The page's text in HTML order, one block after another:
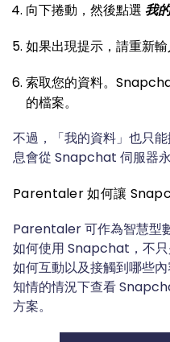
向下捲動，然後點選 我
如果出現提示，請重新輸
索取您的資料。
的檔案。
不過，「我的資料」也只
息會從 Snapchat 伺服器永
Parentaler 如何讓
Parentaler 可作為智慧型
如何使用 Snapchat，不
如何互動以及接觸到哪些
知情的情況下查看
方案。